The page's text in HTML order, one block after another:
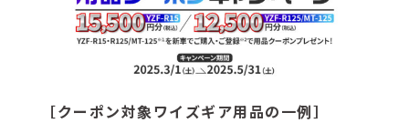
［クーポン対象ワイズギア用品の一例］